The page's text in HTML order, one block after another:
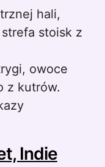
hali,
stoisk z
owoce
z kutrów.
Indie